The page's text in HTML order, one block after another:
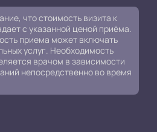
что стоимость визита к
с указанной ценой приёма.
приема может включать
услуг. Необходимость
врачом в зависимости
непосредственно во время